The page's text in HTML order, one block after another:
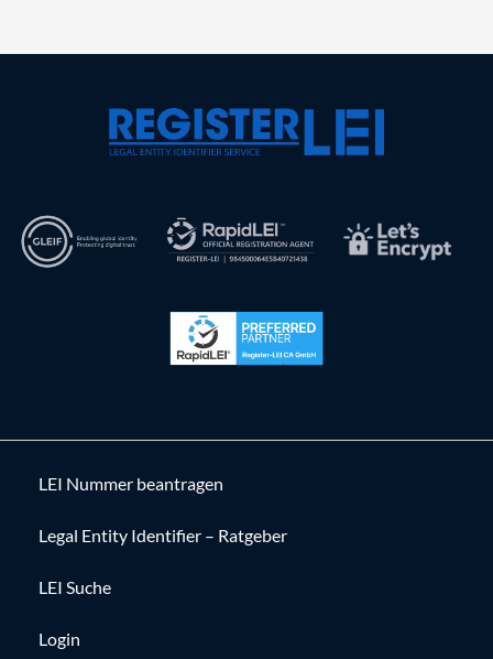
LEI Nummer beantragen
Legal Entity Identifier – Ratgeber
LEI Suche
Login